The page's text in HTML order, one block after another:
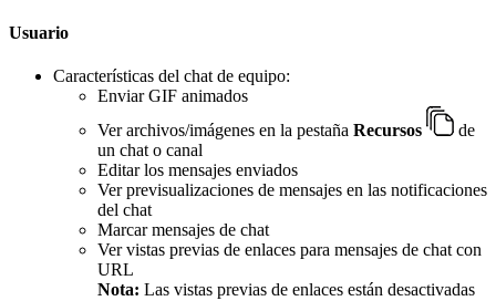
Usuario
Características del chat de equipo:
Enviar GIF animados
Ver archivos/imágenes en la pestaña Recursos
de
un chat o canal
Editar los mensajes enviados
Ver previsualizaciones de mensajes en las notificaciones
del chat
Marcar mensajes de chat
Ver vistas previas de enlaces para mensajes de chat con
URL
Nota: Las vistas previas de enlaces están desactivadas